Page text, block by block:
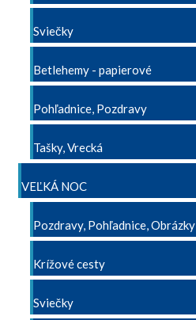
Sviečky
Betlehemy - papierové
Pohľadnice, Pozdravy
Tašky, Vrecká
VEĽKÁ NOC
Pozdravy, Pohľadnice, Obrázky
Krížové cesty
Sviečky